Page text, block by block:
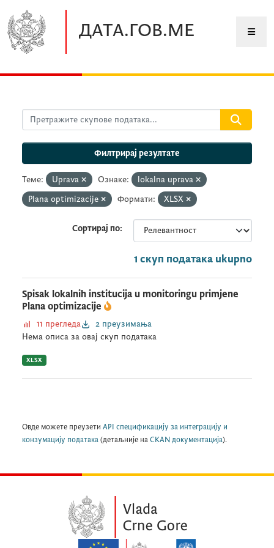
ДАТА.ГОВ.МЕ
Филтрирај резултате
Теме: Uprava Ознаке:
lokalna uprava
Plana optimizacije
Формати: XLSX
Сортирај по
1 скуп података ukupno
Spisak lokalnih institucija u monitoringu primjene
Plana optimizacije
11 прегледа
2 преузимања
Нема описа за овај скуп података
XLSX
Овде можете преузети API спецификацију за интеграцију и
конзумацију података (детаљније на CKAN документација).